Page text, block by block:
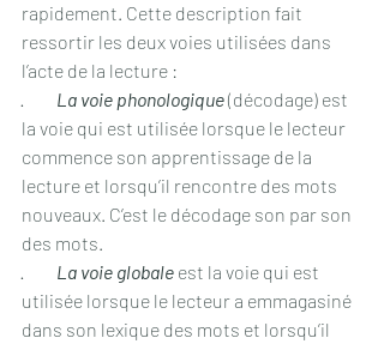
rapidement. Cette description fait
ressortir les deux voies utilisées dans
l’acte de la lecture :
· La voie phonologique (décodage) est
la voie qui est utilisée lorsque le lecteur
commence son apprentissage de la
lecture et lorsqu’il rencontre des mots
nouveaux. C’est le décodage son par son
des mots.
· La voie globale est la voie qui est
utilisée lorsque le lecteur a emmagasiné
dans son lexique des mots et lorsqu’il